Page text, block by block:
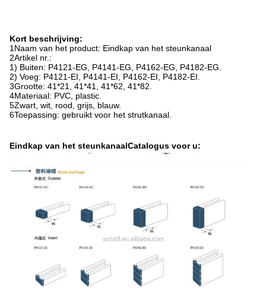
Kort beschrijving:
1Naam van het product: Eindkap van het steunkanaal
2Artikel nr.:
1) Buiten: P4121-EG, P4141-EG, P4162-EG, P4182-EG.
2) Voeg: P4121-EI, P4141-EI, P4162-EI, P4182-EI.
3Grootte: 41*21, 41*41, 41*62, 41*82.
4Materiaal: PVC, plastic.
5Zwart, wit, rood, grijs, blauw.
6Toepassing: gebruikt voor het strutkanaal.
Eindkap van het steunkanaalCatalogus voor u: